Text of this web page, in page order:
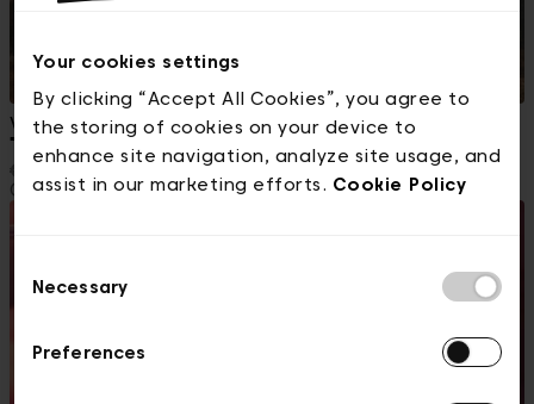
Your cookies settings
By clicking “Accept All Cookies”, you agree to
the storing of cookies on your device to
enhance site navigation, analyze site usage, and
assist in our marketing efforts. Cookie Policy
Selection
Necessary
Preferences
Vandaag
The Odyssey
Cinéma Galeries
Cinema